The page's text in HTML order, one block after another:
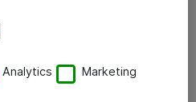
integroida organisaation
tarvitaan myös erilaisiin
Analytics Marketing